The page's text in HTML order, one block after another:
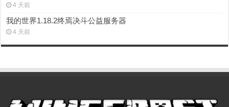
4 天前
我的世界1.18.2终焉决斗公益服务器
4 天前